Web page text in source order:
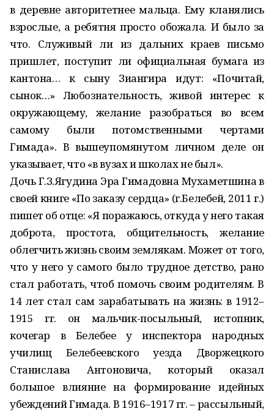
в деревне авторитетнее мальца. Ему кланялись
взрослые, а ребятня просто обожала. И было за
что. Служивый ли из дальних краев письмо
пришлет, поступит ли официальная бумага из
кантона… к сыну Зиангира идут: «Почитай,
сынок…» Любознательность, живой интерес к
окружающему, желание разобраться во всем
самому были потомственными чертами
Гимада». В вышеупомянутом личном деле он
указывает, что «в вузах и школах не был».
Дочь Г.З.Ягудина Эра Гимадовна Мухаметшина в
своей книге «По заказу сердца» (г.Белебей, 2011 г.)
пишет об отце: «Я поражаюсь, откуда у него такая
доброта, простота, общительность, желание
облегчить жизнь своим землякам. Может от того,
что у него у самого было трудное детство, рано
стал работать, чтоб помочь своим родителям. В
14 лет стал сам зарабатывать на жизнь: в 1912–
1915 гг. он мальчик-посыльный, истопник,
кочегар в Белебее у инспектора народных
училищ Белебеевского уезда Дворжецкого
Станислава Антоновича, который оказал
большое влияние на формирование идейных
убеждений Гимада. В 1916–1917 гг. – рассыльный,